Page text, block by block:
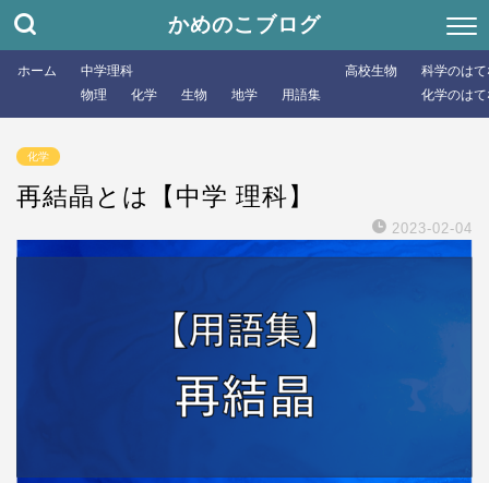
かめのこブログ
ホーム
中学理科
物理
化学 生物 地学 用語集
高校生物
科学のは
化学のは
化学
再結晶とは【中学 理科】
2023-02-04